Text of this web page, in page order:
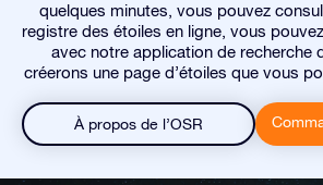
quelques minutes, vous pouvez
registre des étoiles en ligne, vous
avec notre application de recherche
créerons une page d’étoiles que vous
À propos de l’OSR